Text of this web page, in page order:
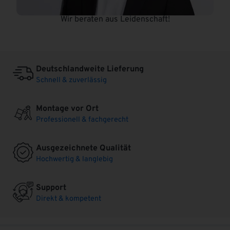
Wir beraten aus Leidenschaft!
Deutschlandweite Lieferung
Schnell & zuverlässig
Montage vor Ort
Professionell & fachgerecht
Ausgezeichnete Qualität
Hochwertig & langlebig
Support
Direkt & kompetent